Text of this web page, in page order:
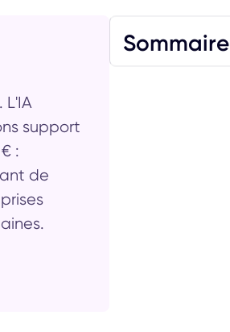
L'IA
support
:
de
Sommaire